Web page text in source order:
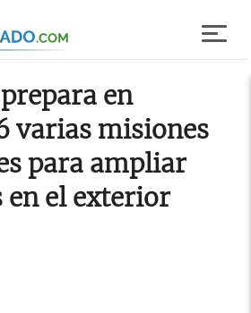
en
varias misiones
para ampliar
en el exterior